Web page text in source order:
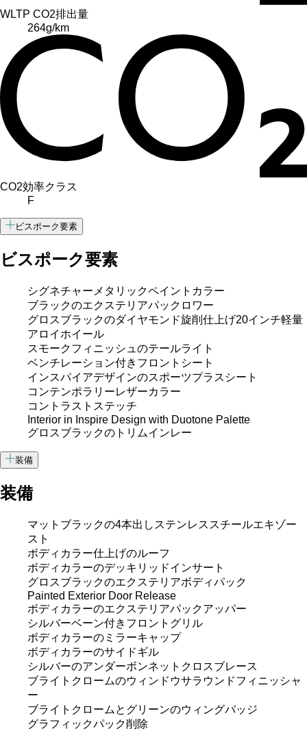
WLTP CO2排出量
264g/km
CO2効率クラス
F
ビスポーク要素
ビスポーク要素
シグネチャーメタリックペイントカラー
ブラックのエクステリアパックロワー
グロスブラックのダイヤモンド旋削仕上げ20インチ軽量
アロイホイール
スモークフィニッシュのテールライト
ベンチレーション付きフロントシート
インスパイアデザインのスポーツプラスシート
コンテンポラリーレザーカラー
コントラストステッチ
Interior in Inspire Design with Duotone Palette
グロスブラックのトリムインレー
装備
装備
マットブラックの4本出しステンレススチールエキゾー
スト
ボディカラー仕上げのルーフ
ボディカラーのデッキリッドインサート
グロスブラックのエクステリアボディパック
Painted Exterior Door Release
ボディカラーのエクステリアパックアッパー
シルバーベーン付きフロントグリル
ボディカラーのミラーキャップ
ボディカラーのサイドギル
シルバーのアンダーボンネットクロスブレース
ブライトクロームのウィンドウサラウンドフィニッシャ
ー
ブライトクロームとグリーンのウィングバッジ
グラフィックパック削除